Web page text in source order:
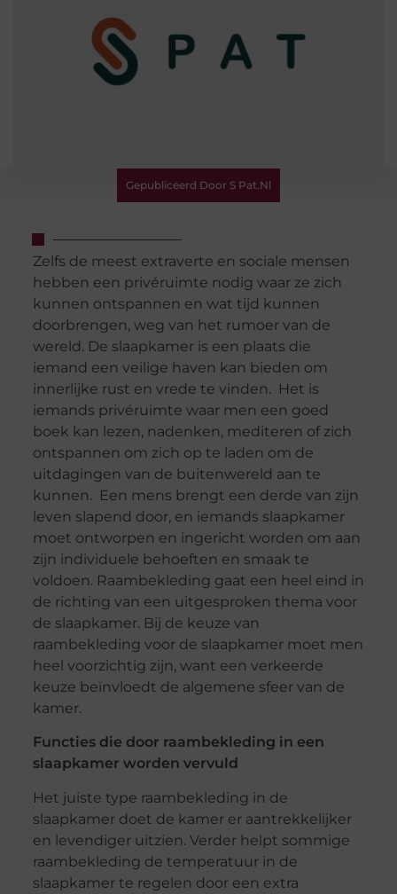
Gepubliceerd Door S Pat.nl
Zelfs de meest extraverte en sociale mensen
hebben een privéruimte nodig waar ze zich
kunnen ontspannen en wat tijd kunnen
doorbrengen, weg van het rumoer van de
wereld. De slaapkamer is een plaats die
iemand een veilige haven kan bieden om
innerlijke rust en vrede te vinden. Het is
iemands privéruimte waar men een goed
boek kan lezen, nadenken, mediteren of zich
ontspannen om zich op te laden om de
uitdagingen van de buitenwereld aan te
kunnen. Een mens brengt een derde van zijn
leven slapend door, en iemands slaapkamer
moet ontworpen en ingericht worden om aan
zijn individuele behoeften en smaak te
voldoen. Raambekleding gaat een heel eind in
de richting van een uitgesproken thema voor
de slaapkamer. Bij de keuze van
raambekleding voor de slaapkamer moet men
heel voorzichtig zijn, want een verkeerde
keuze beïnvloedt de algemene sfeer van de
kamer.
Functies die door raambekleding in een
slaapkamer worden vervuld
Het juiste type raambekleding in de
slaapkamer doet de kamer er aantrekkelijker
en levendiger uitzien. Verder helpt sommige
raambekleding de temperatuur in de
slaapkamer te regelen door een extra